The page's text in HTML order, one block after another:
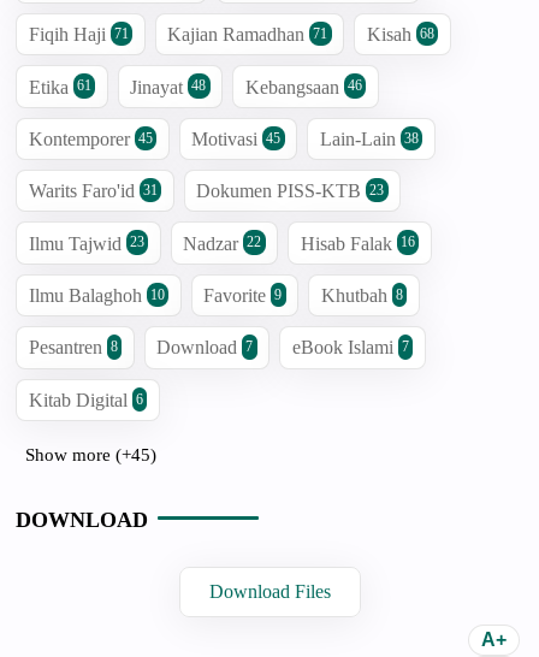
Fiqih Haji 71 Kajian Ramadhan 71 Kisah 68
Etika 61 Jinayat 48 Kebangsaan 46
Kontemporer 45 Motivasi 45 Lain-Lain 38
Warits Faro'id 31 Dokumen PISS-KTB 23
Ilmu Tajwid 23 Nadzar 22 Hisab Falak 16
Ilmu Balaghoh 10 Favorite 9 Khutbah 8
Pesantren 8 Download 7 eBook Islami 7
Kitab Digital 6
Show more (+45)
DOWNLOAD
Download Files